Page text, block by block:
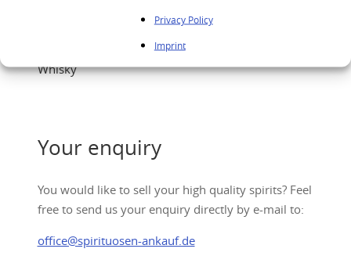
Privacy Policy
Imprint
Bowmore 1968 37 Year Old Single Malt Scotch
Whisky
Your enquiry
You would like to sell your high quality spirits? Feel
free to send us your enquiry directly by e-mail to:
office@spirituosen-ankauf.de